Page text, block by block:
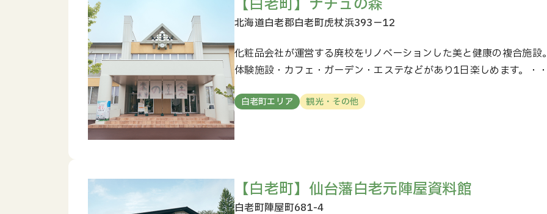
【白老町】ナチュの森
化粧品会社が運営する廃校をリノベーションした美と健康の複合施設
体験施設・カフェ・ガーデン・エステなどがあり1日楽しめます。・
白老町エリア 観光・その他
【白老町】仙台藩白老元陣屋資料館